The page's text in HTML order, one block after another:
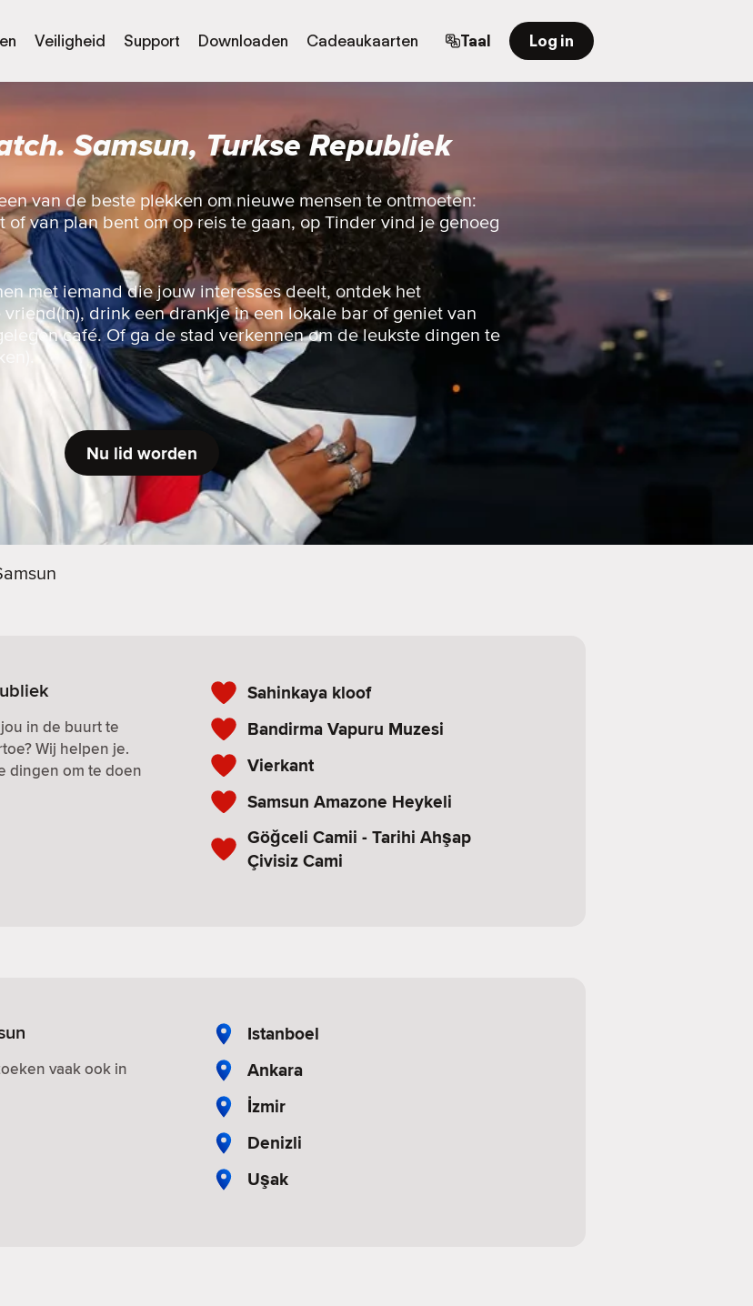
Veiligheid Support Downloaden Cadeaukaarten Taal Log in
Samsun, Turkse Republiek
van de beste plekken om nieuwe mensen te ontmoeten:
of van plan bent om op reis te gaan, op Tinder vind je genoeg
met iemand die jouw interesses deelt, ontdek het
drink een drankje in een lokale bar of geniet van
café. Of ga de stad verkennen om de leukste dingen te
Nu lid worden
in de buurt te
Wij helpen je.
dingen om te doen
Sahinkaya kloof
Bandirma Vapuru Muzesi
Vierkant
Samsun Amazone Heykeli
Göğceli Camii - Tarihi Ahşap
Çivisiz Cami
vaak ook in
Istanboel
Ankara
İzmir
Denizli
Uşak